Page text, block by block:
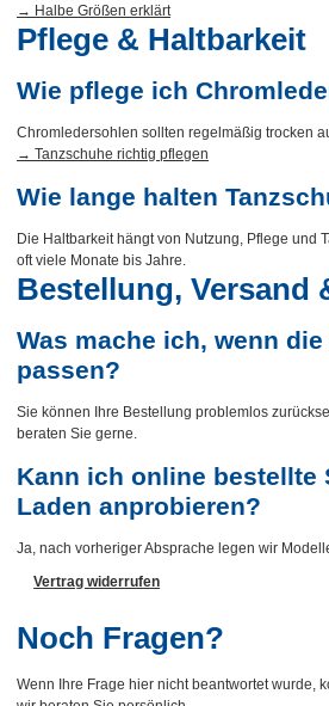
→ Halbe Größen erklärt
Pflege & Haltbarkeit
Wie pflege ich
Chromledersohlen sollten regelmäßig trocken
→ Tanzschuhe richtig pflegen
Wie lange halten
Die Haltbarkeit hängt von Nutzung, Pflege und
oft viele Monate bis Jahre.
Bestellung, Versand
Was mache ich, wenn
passen?
Sie können Ihre Bestellung problemlos
beraten Sie gerne.
Kann ich online bestellte
Laden anprobieren?
Ja, nach vorheriger Absprache legen wir
Vertrag widerrufen
Noch Fragen?
Wenn Ihre Frage hier nicht beantwortet wurde,